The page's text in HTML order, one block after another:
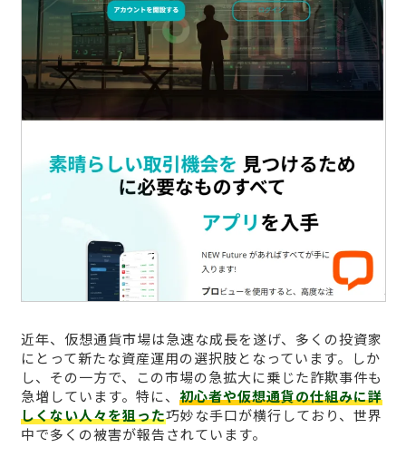
近年、仮想通貨市場は急速な成長を遂げ、多くの投資家
にとって新たな資産運用の選択肢となっています。しか
し、その一方で、この市場の急拡大に乗じた詐欺事件も
急増しています。特に、 初心者や仮想通貨の仕組みに詳
しくない人々を狙った巧妙な手口が横行しており、世界
中で多くの被害が報告されています。